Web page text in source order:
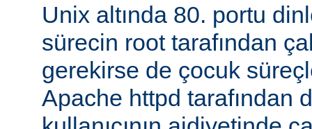
Unix altında 80. portu
sürecin root tarafından
gerekirse de çocuk
Apache httpd tarafından